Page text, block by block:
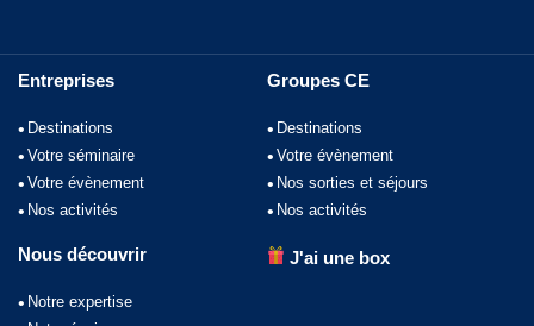
Entreprises
Destinations
Votre séminaire
Votre évènement
Nos activités
Groupes CE
Destinations
Votre évènement
Nos sorties et séjours
Nos activités
Nous découvrir
Notre expertise
J'ai une box